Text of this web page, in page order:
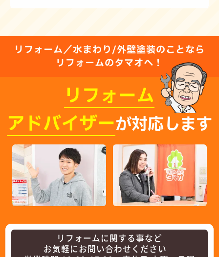
リフォーム／水まわり/外壁塗装のことなら
リフォームのタマオへ！
リフォーム
アドバイザーが対応します
リフォームに関する事など
お気軽にお問い合わせください